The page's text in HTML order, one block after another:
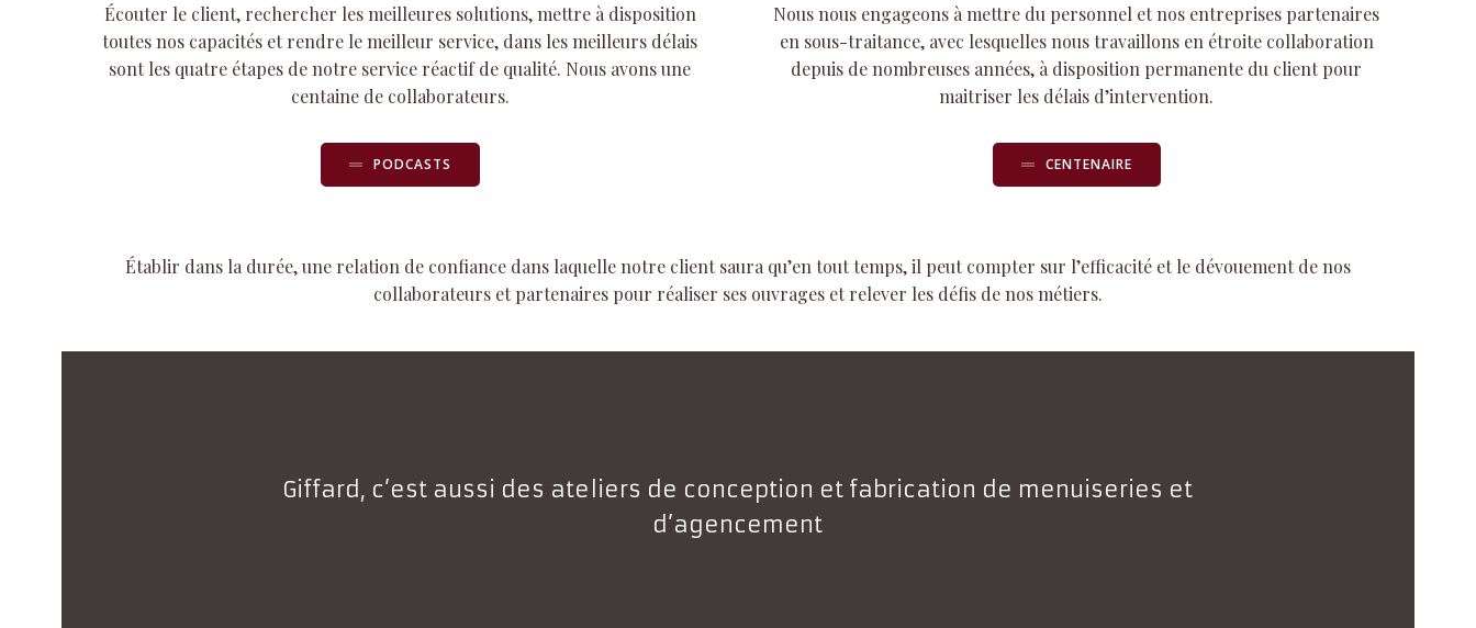
Écouter le client, rechercher les meilleures solutions, mettre à disposition
toutes nos capacités et rendre le meilleur service, dans les meilleurs délais
sont les quatre étapes de notre service réactif de qualité. Nous avons une
centaine de collaborateurs.
PODCASTS
Nous nous engageons à mettre du personnel et nos entreprises partenaires
en sous-traitance, avec lesquelles nous travaillons en étroite collaboration
depuis de nombreuses années, à disposition permanente du client pour
maitriser les délais d’intervention.
CENTENAIRE
Établir dans la durée, une relation de confiance dans laquelle notre client saura qu’en tout temps, il peut compter sur l’efficacité et le dévouement de nos
collaborateurs et partenaires pour réaliser ses ouvrages et relever les défis de nos métiers.
Giffard, c’est aussi des ateliers de conception et fabrication de menuiseries et
d’agencement